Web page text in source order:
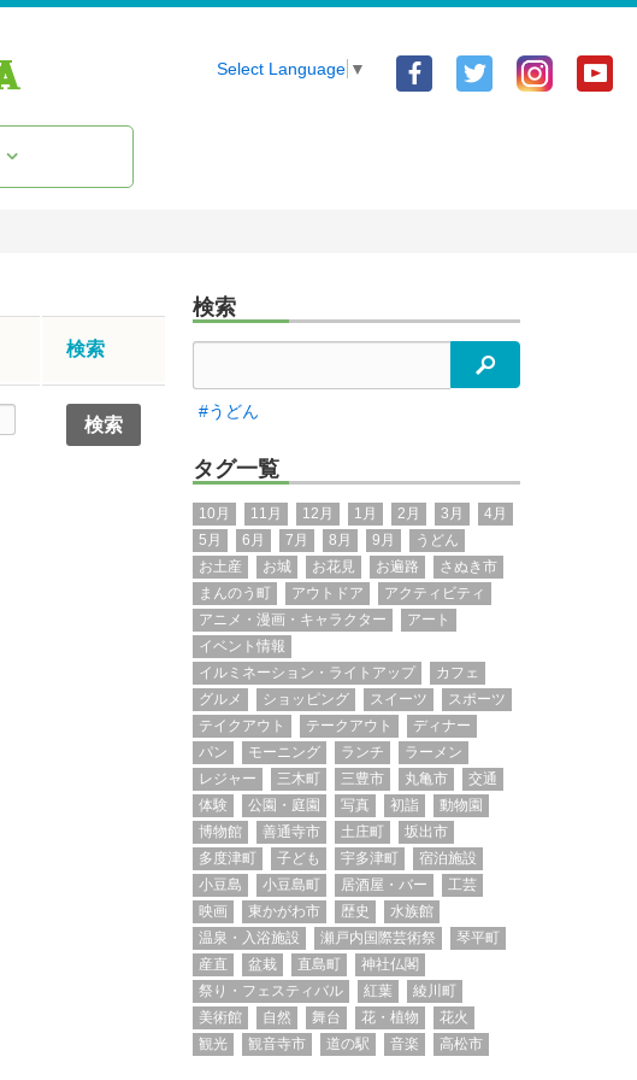
Facebook
Twitter
Select Language ▼
検索
検索
検索
#うどん
タグ一覧
10月 11月 12月 1月 2月 3月
4月
5月
6月 7月 8月 9月
うどん
お土産
お城 お花見 お遍路
さぬき市
まんのう町
アウトドア
アクティビティ
アニメ・漫画・キャラクター
アート
イベント情報
イルミネーション・ライトアップ
カフェ
グルメ
ショッピング スイーツ
スポーツ
テイクアウト
テークアウト
ディナー
パン
モーニング ランチ
ラーメン
レジャー
三木町 三豊市 丸亀市
交通
体験
公園・庭園 写真 初詣
動物園
博物館
善通寺市 土庄町
坂出市
多度津町
子ども 宇多津町
宿泊施設
小豆島
小豆島町 居酒屋・バー
工芸
映画
東かがわ市 歴史
水族館
温泉・入浴施設
瀬戸内国際芸術祭
琴平町
産直
盆栽 直島町
神社仏閣
祭り・フェスティバル
紅葉
綾川町
美術館
自然 舞台 花・植物
花火
観光
観音寺市 道の駅 音楽 高松市